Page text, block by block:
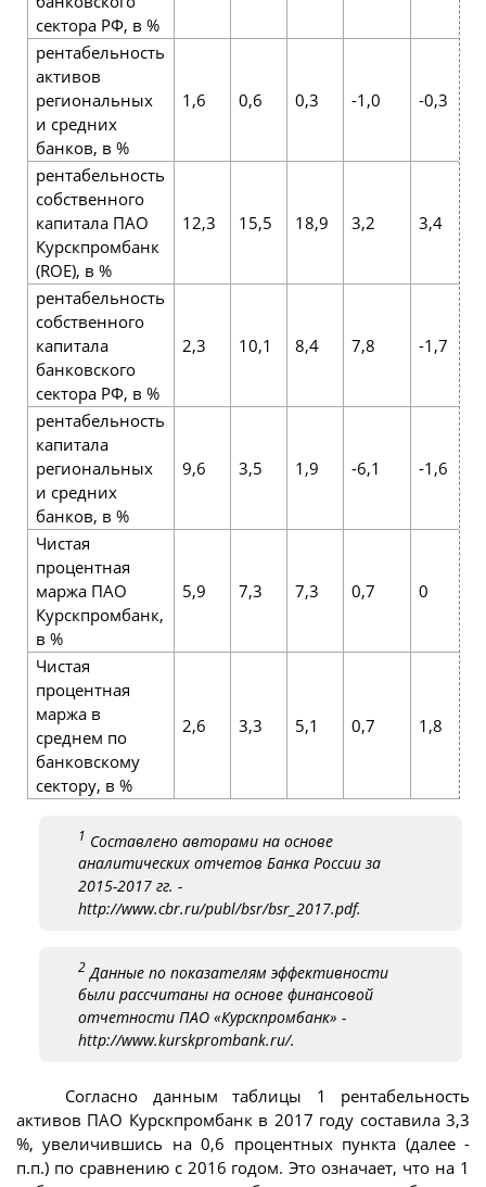
сектора РФ, в %
рентабельность
активов
региональных
и средних
банков, в %
1,6 0,6 0,3 -1,0 -0,3
рентабельность
собственного
капитала ПАО
Курскпромбанк
(ROE), в %
12,3 15,5 18,9 3,2 3,4
рентабельность
собственного
капитала
банковского
сектора РФ, в %
2,3 10,1 8,4 7,8 -1,7
рентабельность
капитала
региональных
и средних
банков, в %
9,6 3,5 1,9 -6,1 -1,6
Чистая
процентная
маржа ПАО
Курскпромбанк,
в %
5,9 7,3 7,3 0,7 0
Чистая
процентная
маржа в
среднем по
банковскому
сектору, в %
2,6 3,3 5,1 0,7 1,8
1 Составлено авторами на основе
аналитических отчетов Банка России за
2015-2017 гг. -
http://www.cbr.ru/publ/bsr/bsr_2017.pdf.
2 Данные по показателям эффективности
были рассчитаны на основе финансовой
отчетности ПАО «Курскпромбанк» -
http://www.kurskprombank.ru/.
Согласно данным таблицы 1 рентабельность
активов ПАО Курскпромбанк в 2017 году составила 3,3
%, увеличившись на 0,6 процентных пункта (далее -
п.п.) по сравнению с 2016 годом. Это означает, что на 1